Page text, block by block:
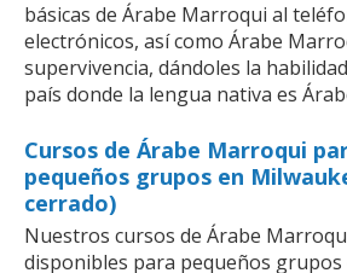
básicas de Árabe Marroqui al
electrónicos, así como Árabe
supervivencia, dándoles la
país donde la lengua nativa es
Cursos de Árabe Marroqui
pequeños grupos en
cerrado)
Nuestros cursos de Árabe
disponibles para pequeños grupos